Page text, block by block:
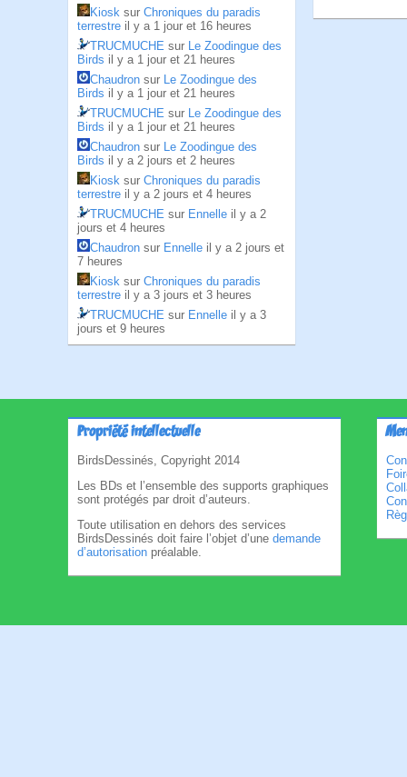
Kiosk sur Chroniques du paradis
terrestre il y a 1 jour et 16 heures
TRUCMUCHE sur Le Zoodingue des
Birds il y a 1 jour et 21 heures
Chaudron sur Le Zoodingue des
Birds il y a 1 jour et 21 heures
TRUCMUCHE sur Le Zoodingue des
Birds il y a 1 jour et 21 heures
Chaudron sur Le Zoodingue des
Birds il y a 2 jours et 2 heures
Kiosk sur Chroniques du paradis
terrestre il y a 2 jours et 4 heures
TRUCMUCHE sur Ennelle il y a 2
jours et 4 heures
Chaudron sur Ennelle il y a 2 jours et
7 heures
Kiosk sur Chroniques du paradis
terrestre il y a 3 jours et 3 heures
TRUCMUCHE sur Ennelle il y a 3
jours et 9 heures
Propriété intellectuelle
BirdsDessinés, Copyright 2014
Les BDs et l’ensemble des supports graphiques
sont protégés par droit d’auteurs.
Toute utilisation en dehors des services
BirdsDessinés doit faire l’objet d’une demande
d’autorisation préalable.